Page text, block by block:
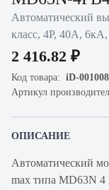
Автоматический
класс, 4P, 40А,
2 416.82 ₽
Код товара: iD-
Артикул
ОПИСАНИЕ
Автоматический
max типа MD63N